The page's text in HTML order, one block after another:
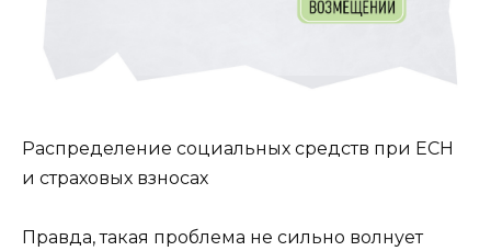
Распределение социальных средств при ЕСН
и страховых взносах
Правда, такая проблема не сильно волнует